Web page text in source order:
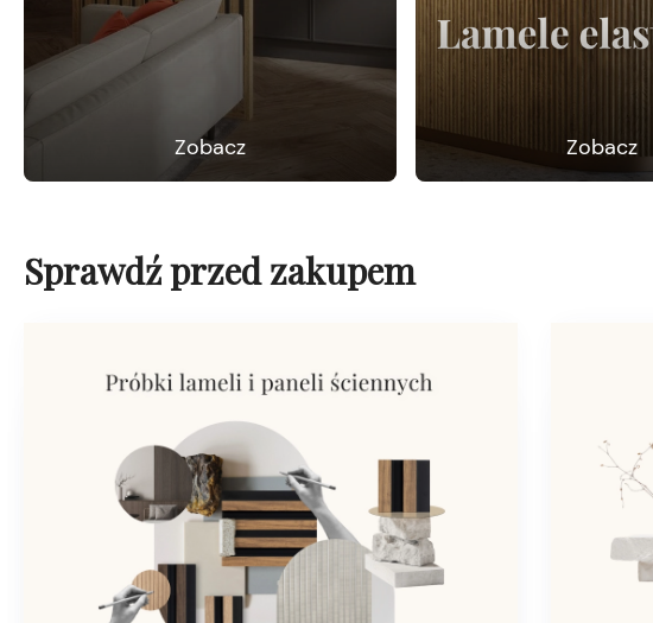
Zobacz Zobacz
Sprawdź przed zakupem